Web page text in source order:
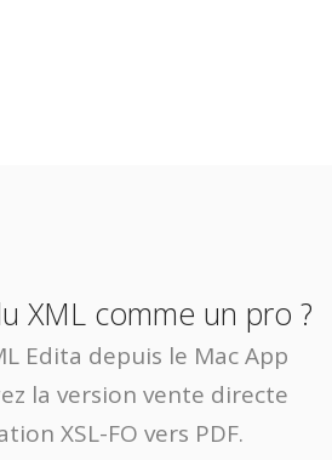
XML comme un pro ?
Edita depuis le Mac App
la version vente directe
XSL-FO vers PDF.